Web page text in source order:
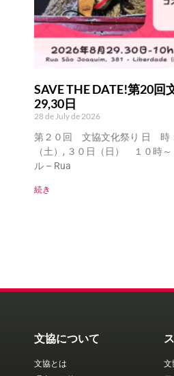
SAVE THE DATE!第20回
29,30日
28 de July de 2026
第２０回 文協文化祭り 日 時
（土）, ３０日（日） １０時
ル – Rua
続き
文協について
文協とは
文